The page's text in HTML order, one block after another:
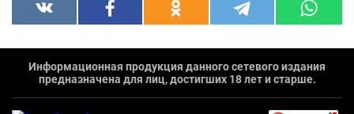
Информационная продукция данного сетевого издания
предназначена для лиц, достигших 18 лет и старше.